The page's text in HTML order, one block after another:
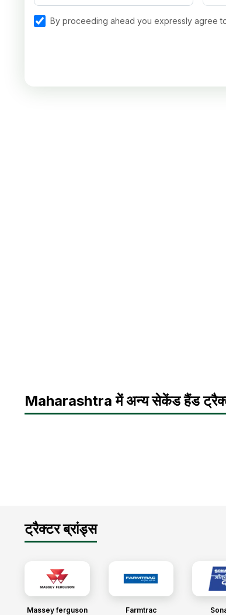
By proceeding ahead you expressly agree
Maharashtra में अन्य सेकेंड हैंड
ट्रैक्टर ब्रांड्स
Massey ferguson Farmtrac